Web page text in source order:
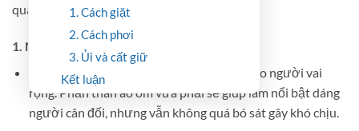
1. Cách giặt
2. Cách phơi
3. Ủi và cất giữ
Kết luận
quá “cồng kềnh”, thô hoặc mất cân đối.
1. Nên chọn phom áo gì?
Slim fit (ôm vừa):
Là lựa chọn hàng đầu cho người vai
rộng. Phần thân áo ôm vừa phải sẽ giúp làm nổi bật dáng
người cân đối, nhưng vẫn không quá bó sát gây khó chịu.